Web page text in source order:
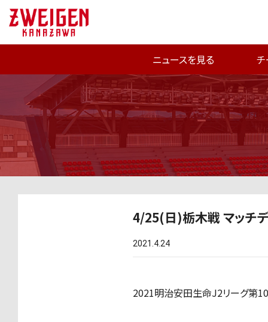
ニュースを見る
4/25(日)栃木戦 マッチ
2021.4.24
2021明治安田生命J2リーグ第